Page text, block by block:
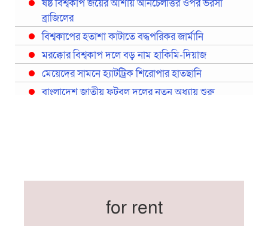
ষষ্ঠ বিশ্বকাপ জয়ের আশায় আনচেলত্তির ওপর ভরসা
ব্রাজিলের
বিশ্বকাপের হতাশা কাটাতে বদ্ধপরিকর জার্মানি
মরক্কোর বিশ্বকাপ দলে বড় নাম হাকিমি-দিয়াজ
মেয়েদের সামনে হ্যাটট্রিক শিরোপার হাতছানি
বাংলাদেশ জাতীয় ফুটবল দলের নতুন অধ্যায় শুরু
সরিয়ে নিয়েছে ইরান
বর্ষসেরা ক্রীড়াবিদ ও পপুলার চয়েজসহ ফুটবলার হামজা
for rent